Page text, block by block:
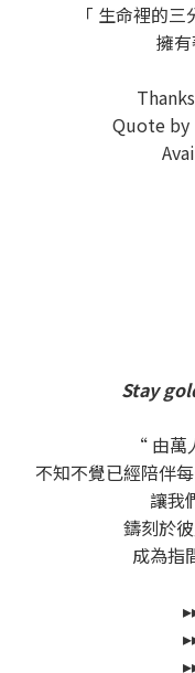
「 生命裡的
擁有
Quote by
Stay
“ 由萬
不知不覺已經陪伴
讓我
鑄刻於
成為指